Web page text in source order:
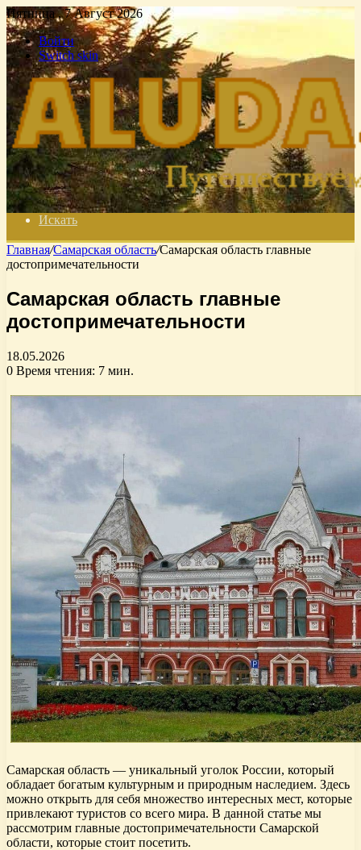
Пятница , 7 Август 2026
Войти
Switch skin
Искать
Главная/Самарская область/Самарская область главные
достопримечательности
Самарская область главные
достопримечательности
18.05.2026
0 Время чтения: 7 мин.
Самарская область — уникальный уголок России, который
обладает богатым культурным и природным наследием. Здесь
можно открыть для себя множество интересных мест, которые
привлекают туристов со всего мира. В данной статье мы
рассмотрим главные достопримечательности Самарской
области, которые стоит посетить.